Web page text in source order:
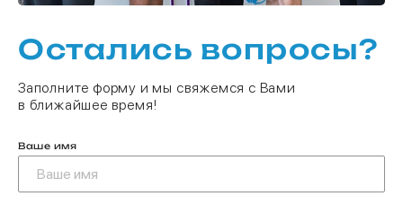
Остались вопросы?
Заполните форму и мы свяжемся с Вами
в ближайшее время!
Ваше имя